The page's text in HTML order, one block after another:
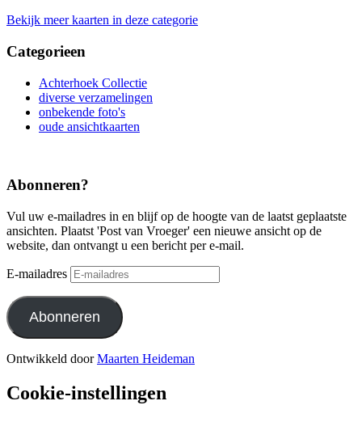
Bekijk meer kaarten in deze categorie
Categorieen
Achterhoek Collectie
diverse verzamelingen
onbekende foto's
oude ansichtkaarten
Abonneren?
Vul uw e-mailadres in en blijf op de hoogte van de laatst geplaatste
ansichten. Plaatst 'Post van Vroeger' een nieuwe ansicht op de
website, dan ontvangt u een bericht per e-mail.
E-mailadres
Abonneren
Ontwikkeld doorMaarten Heideman
Cookie-instellingen